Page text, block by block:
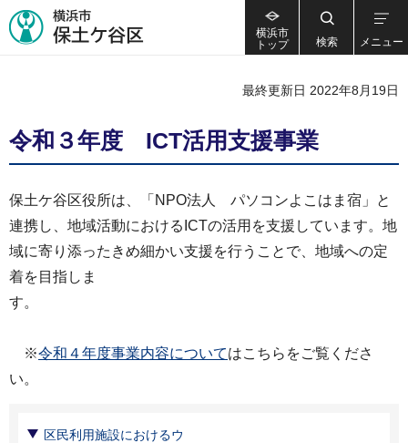
横浜市
トップ
検索 メニュー
最終更新日 2022年8月19日
令和３年度 ICT活用支援事業
保土ケ谷区役所は、「NPO法人 パソコンよこはま宿」と
連携し、地域活動におけるICTの活用を支援しています。地
域に寄り添ったきめ細かい支援を行うことで、地域への定
着を目指しま
す。
※令和４年度事業内容についてはこちらをご覧くださ
い。
区民利用施設におけるウ